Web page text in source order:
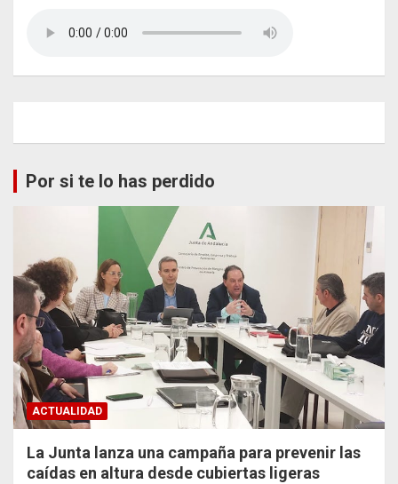
Por si te lo has perdido
ACTUALIDAD
La Junta lanza una campaña para prevenir las
caídas en altura desde cubiertas ligeras